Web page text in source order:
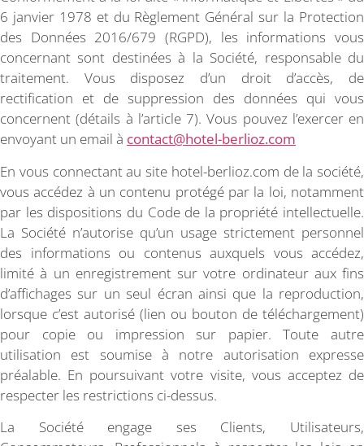
6 janvier 1978 et du Règlement Général sur la Protection
des Données 2016/679 (RGPD), les informations vous
concernant sont destinées à la Société, responsable du
traitement. Vous disposez d’un droit d’accès, de
rectification et de suppression des données qui vous
concernent (détails à l’article 7). Vous pouvez l’exercer en
envoyant un email à contact@hotel-berlioz.com
En vous connectant au site hotel-berlioz.com de la société,
vous accédez à un contenu protégé par la loi, notamment
par les dispositions du Code de la propriété intellectuelle.
La Société n’autorise qu’un usage strictement personnel
des informations ou contenus auxquels vous accédez,
limité à un enregistrement sur votre ordinateur aux fins
d’affichages sur un seul écran ainsi que la reproduction,
lorsque c’est autorisé (lien ou bouton de téléchargement)
pour copie ou impression sur papier. Toute autre
utilisation est soumise à notre autorisation expresse
préalable. En poursuivant votre visite, vous acceptez de
respecter les restrictions ci-dessus.
La Société engage ses Clients, Utilisateurs,